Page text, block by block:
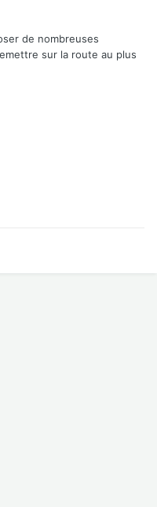
de nombreuses
sur la route au plus